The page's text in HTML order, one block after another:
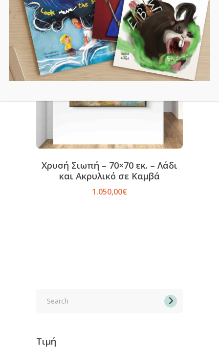
Χρυσή Σιωπή – 70×70 εκ. – Λάδι
και Ακρυλικό σε Καμβά
1.050,00€
Τιμή